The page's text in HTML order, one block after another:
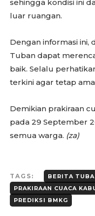
sehingga kondisi ini
luar ruangan.
Dengan informasi ini,
Tuban dapat
baik. Selalu
terkini agar tetap
Demikian prakiraan
pada 29 September
semua warga. (za)
TAGS: BERITA
PRAKIRAAN CUACA
PREDIKSI BMKG